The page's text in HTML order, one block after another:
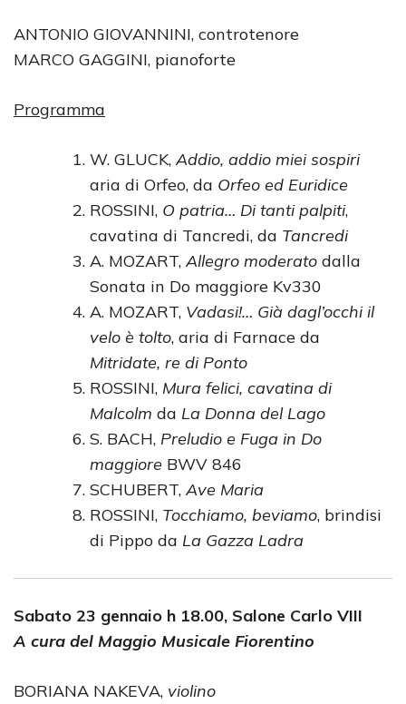
ANTONIO GIOVANNINI, controtenore
MARCO GAGGINI, pianoforte
Programma
W. GLUCK,Addio, addio miei sospiri
aria di Orfeo, da Orfeo ed Euridice
ROSSINI, O patria… Di tanti palpiti,
cavatina di Tancredi, da Tancredi
A. MOZART,Allegro moderato dalla
Sonata in Do maggiore Kv330
A. MOZART, Vadasi!… Già dagl’occhi il
velo è tolto, aria di Farnace da
Mitridate, re di Ponto
ROSSINI, Mura felici, cavatina di
Malcolm da La Donna del Lago
S. BACH, Preludio e Fuga in Do
maggiore BWV 846
SCHUBERT,Ave Maria
ROSSINI, Tocchiamo, beviamo, brindisi
di Pippo da La Gazza Ladra
Sabato 23 gennaio h 18.00, Salone Carlo VIII
A cura del Maggio Musicale Fiorentino
BORIANA NAKEVA, violino